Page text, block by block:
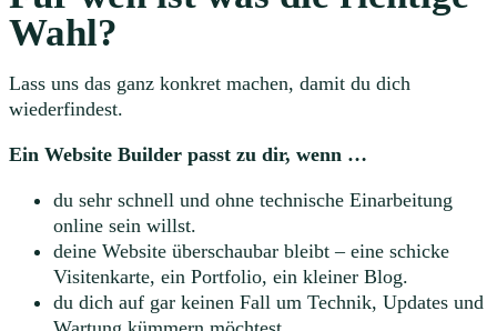
Wahl?
Lass uns das ganz konkret machen, damit du dich
wiederfindest.
Ein Website Builder passt zu dir, wenn …
du sehr schnell und ohne technische Einarbeitung
online sein willst.
deine Website überschaubar bleibt – eine schicke
Visitenkarte, ein Portfolio, ein kleiner Blog.
du dich auf gar keinen Fall um Technik, Updates und